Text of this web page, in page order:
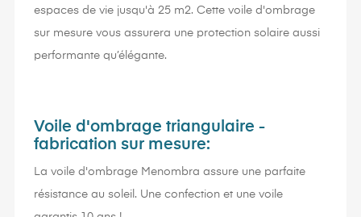
espaces de vie jusqu'à 25 m2. Cette voile d'ombrage
sur mesure vous assurera une protection solaire aussi
performante qu’élégante.
Voile d'ombrage triangulaire -
fabrication sur mesure:
La voile d'ombrage Menombra assure une parfaite
résistance au soleil. Une confection et une voile